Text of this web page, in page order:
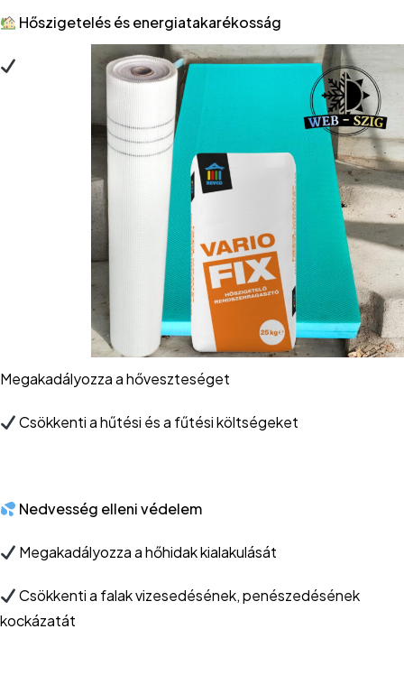
Hőszigetelés és energiatakarékosság
Megakadályozza a hőveszteséget
Csökkenti a hűtési és a fűtési költségeket
Nedvesség elleni védelem
Megakadályozza a hőhidak kialakulását
Csökkenti a falak vizesedésének, penészedésének
kockázatát